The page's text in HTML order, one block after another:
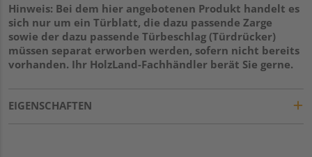
Hinweis: Bei dem hier angebotenen Produkt handelt es
sich nur um ein Türblatt, die dazu passende Zarge
sowie der dazu passende Türbeschlag (Türdrücker)
müssen separat erworben werden, sofern nicht bereits
vorhanden. Ihr HolzLand-Fachhändler berät Sie gerne.
EIGENSCHAFTEN